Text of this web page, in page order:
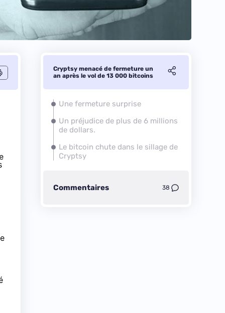
Cryptsy menacé de fermeture un
an après le vol de 13 000 bitcoins
Une fermeture surprise
Un préjudice de plus de 6 millions
de dollars.
Le bitcoin chute dans le sillage de
Cryptsy
Commentaires 38